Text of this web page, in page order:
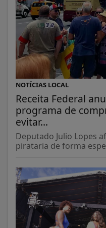
NOTÍCIAS LOCAL
Receita Federal
programa de
evitar...
Deputado Julio Lopes
pirataria de forma